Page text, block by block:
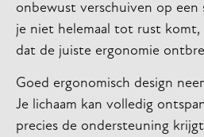
onbewust verschuiven op
je niet helemaal tot rust komt,
dat de juiste ergonomie
Goed ergonomisch design
Je lichaam kan volledig
precies de ondersteuning